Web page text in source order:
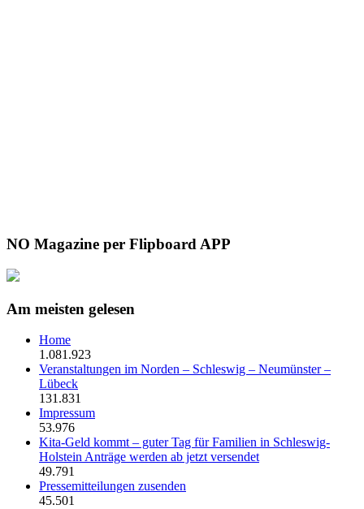
NO Magazine per Flipboard APP
Am meisten gelesen
Home
1.081.923
Veranstaltungen im Norden – Schleswig – Neumünster –
Lübeck
131.831
Impressum
53.976
Kita-Geld kommt – guter Tag für Familien in Schleswig-
Holstein Anträge werden ab jetzt versendet
49.791
Pressemitteilungen zusenden
45.501